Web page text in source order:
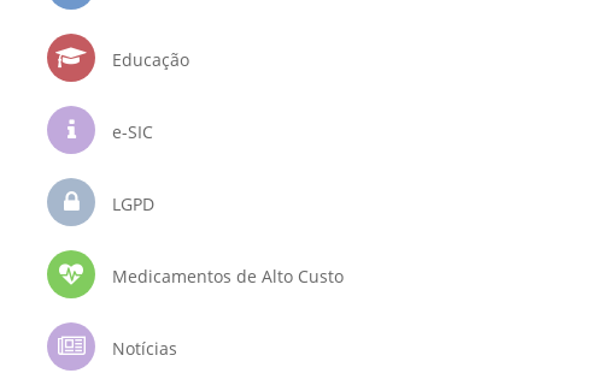
Educação
e-SIC
LGPD
Medicamentos de Alto Custo
Notícias